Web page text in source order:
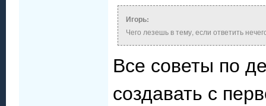
Игорь:
Чего лезешь в тему, если ответить
Все советы по
создавать с